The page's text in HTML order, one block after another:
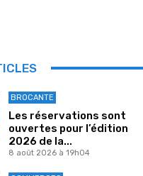
BROCANTE
Les réservations sont
ouvertes pour l’édition
2026 de la...
8 août 2026 à 19h04